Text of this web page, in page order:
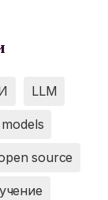
LLM
source